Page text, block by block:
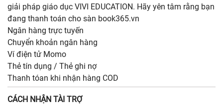
giải pháp giáo dục VIVI EDUCATION. Hãy yên tâm rằng bạn
đang thanh toán cho sàn book365.vn
Ngân hàng trực tuyến
Chuyển khoản ngân hàng
Ví điện tử Momo
Thẻ tín dụng / Thẻ ghi nợ
Thanh tóan khi nhận hàng COD
CÁCH NHẬN TÀI TRỢ